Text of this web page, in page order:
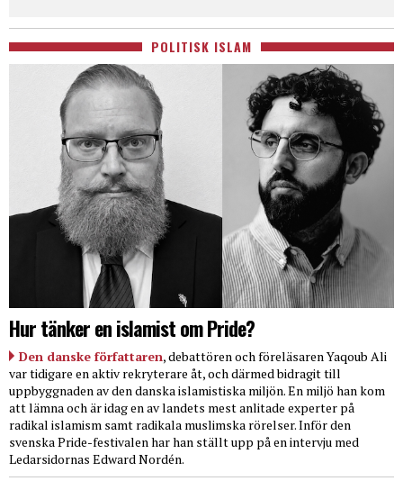
POLITISK ISLAM
Hur tänker en islamist om Pride?
Den danske författaren, debattören och föreläsaren Yaqoub Ali
var tidigare en aktiv rekryterare åt, och därmed bidragit till
uppbyggnaden av den danska islamistiska miljön. En miljö han kom
att lämna och är idag en av landets mest anlitade experter på
radikal islamism samt radikala muslimska rörelser. Inför den
svenska Pride-festivalen har han ställt upp på en intervju med
Ledarsidornas Edward Nordén.